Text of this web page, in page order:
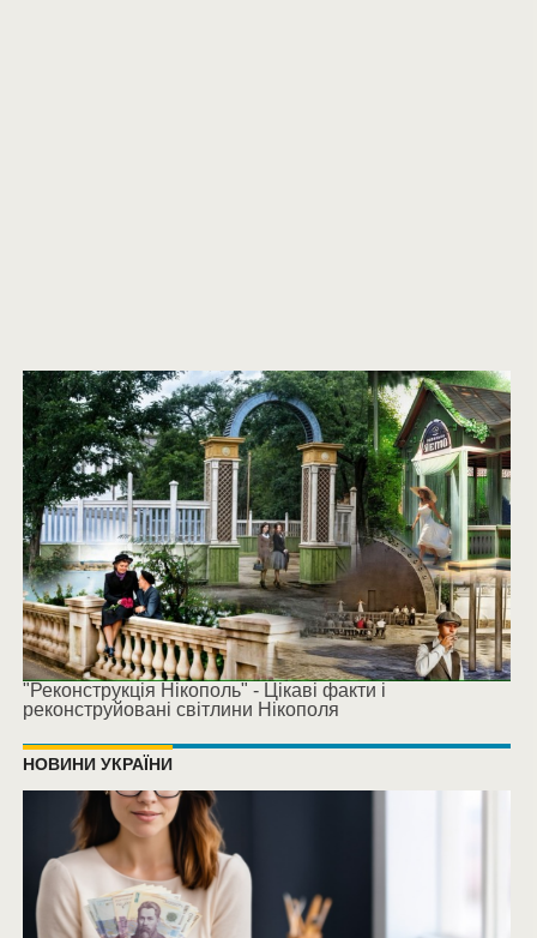
"Реконструкція Нікополь" - Цікаві факти і
реконструйовані світлини Нікополя
НОВИНИ УКРАЇНИ